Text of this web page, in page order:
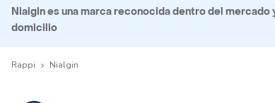
Nialgin es una marca reconocida dentro del
domicilio
Rappi Nialgin